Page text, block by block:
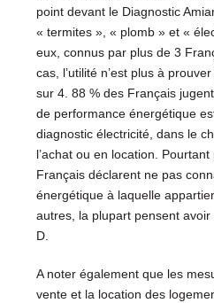
point devant le Diagnostic
« termites », « plomb » et «
eux, connus par plus de 3
cas, l’utilité n’est plus à
sur 4. 88 % des Français
de performance énergétique
diagnostic électricité, dans le
l’achat ou en location.
Français déclarent ne pas
énergétique à laquelle
autres, la plupart pensent
D.
A noter également que les
vente et la location des